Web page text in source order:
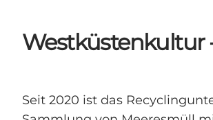
Unsere Städte
Essen & Übernachtung
Plane deine Reise
Westküstenkultur
Seit 2020 ist das